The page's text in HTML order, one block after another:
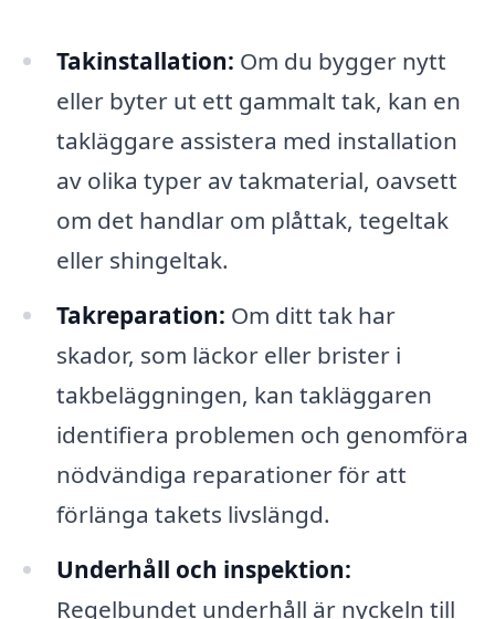
Takinstallation: Om du bygger nytt
eller byter ut ett gammalt tak, kan en
takläggare assistera med installation
av olika typer av takmaterial, oavsett
om det handlar om plåttak, tegeltak
eller shingeltak.
Takreparation: Om ditt tak har
skador, som läckor eller brister i
takbeläggningen, kan takläggaren
identifiera problemen och genomföra
nödvändiga reparationer för att
förlänga takets livslängd.
Underhåll och inspektion:
Regelbundet underhåll är nyckeln till